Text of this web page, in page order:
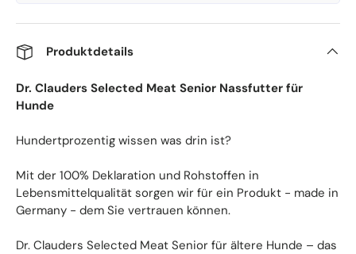
Produktdetails
Dr. Clauders Selected Meat Senior Nassfutter für
Hunde
Hundertprozentig wissen was drin ist?
Mit der 100% Deklaration und Rohstoffen in
Lebensmittelqualität sorgen wir für ein Produkt - made in
Germany - dem Sie vertrauen können.
Dr. Clauders Selected Meat Senior für ältere Hunde – das